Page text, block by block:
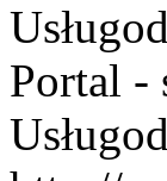
Portal -